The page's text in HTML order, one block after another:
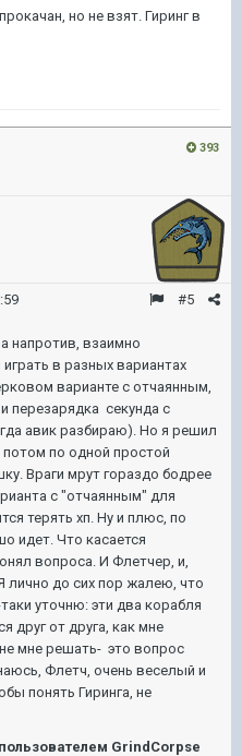
но не взят. Гиринг в
393
#5
напротив, взаимно
в разных вариантах
варианте с отчаянным,
перезарядка секунда с
авик разбираю). Но я решил
потом по одной простой
Враги мрут гораздо бодрее
с "отчаянным" для
терять хп. Ну и плюс, по
идет. Что касается
вопроса. И Флетчер, и,
лично до сих пор жалею, что
уточню: эти два корабля
друг от друга, как мне
мне решать- это вопрос
Флетч, очень веселый и
понять Гиринга, не
пользователем GrindCorpse